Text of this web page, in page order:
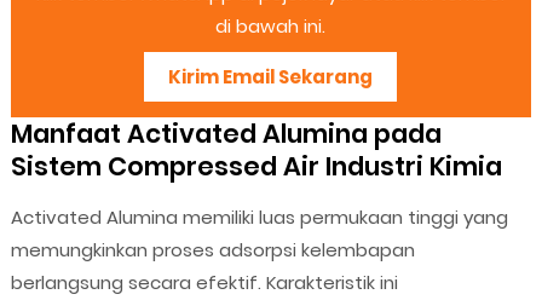
di bawah ini.
Kirim Email Sekarang
Manfaat Activated Alumina pada
Sistem Compressed Air Industri Kimia
Activated Alumina memiliki luas permukaan tinggi yang
memungkinkan proses adsorpsi kelembapan
berlangsung secara efektif. Karakteristik ini